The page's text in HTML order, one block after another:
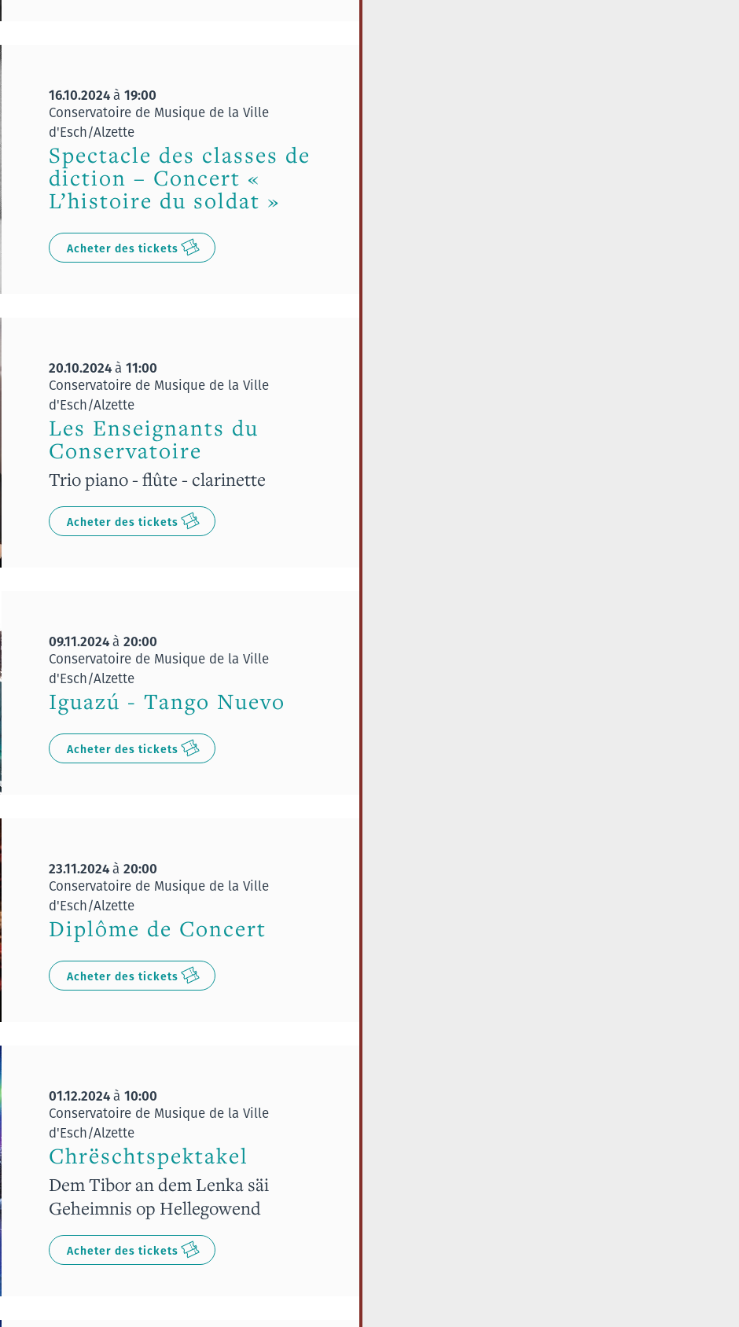
16.10.2024à 19:00
Conservatoire de Musique de la Ville
d'Esch/Alzette
Spectacle des classes de
diction – Concert «
L’histoire du soldat »
Acheter des tickets
20.10.2024à 11:00
Conservatoire de Musique de la Ville
d'Esch/Alzette
Les Enseignants du
Conservatoire
Trio piano - flûte - clarinette
Acheter des tickets
09.11.2024à 20:00
Conservatoire de Musique de la Ville
d'Esch/Alzette
Iguazú - Tango Nuevo
Acheter des tickets
23.11.2024à 20:00
Conservatoire de Musique de la Ville
d'Esch/Alzette
Diplôme de Concert
Acheter des tickets
01.12.2024à 10:00
Conservatoire de Musique de la Ville
d'Esch/Alzette
Chrëschtspektakel
Dem Tibor an dem Lenka säi
Geheimnis op Hellegowend
Acheter des tickets